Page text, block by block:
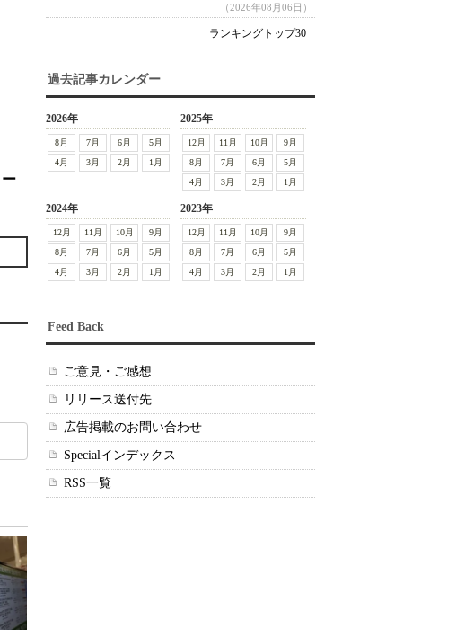
（2026年08月06日）
ランキングトップ30
過去記事カレンダー
2026年
8月 7月 6月
5月
4月
3月 2月 1月
2025年
12月 11月 10月
9月
8月
7月 6月
5月
4月
3月 2月 1月
2024年
12月 11月 10月
9月
8月
7月 6月
5月
4月
3月 2月 1月
2023年
12月 11月 10月
9月
8月
7月 6月
5月
4月
3月 2月 1月
Feed Back
ご意見・ご感想
リリース送付先
広告掲載のお問い合わせ
Specialインデックス
RSS一覧